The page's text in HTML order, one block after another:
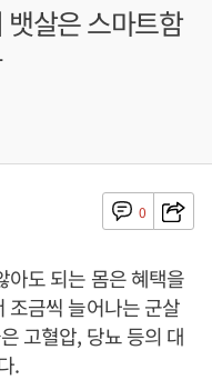
살은 스마트함
0
아도 되는 몸은 혜택을
조금씩 늘어나는 군살
고혈압, 당뇨 등의 대
.